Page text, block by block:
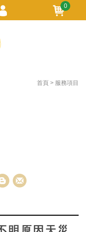
首頁 服務項目
0